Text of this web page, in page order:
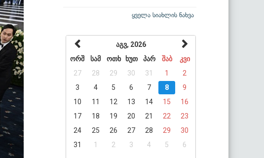
ყველა სიახლის ნახვა
აგვ, 2026
ორშ
სამ ოთხ ხუთ პარ შაბ
კვი
27
28 29 30 31 1
2
3
4 5 6 7 8
9
10
11 12 13 14 15
16
17
18 19 20 21 22
23
24
25 26 27 28 29
30
31
1 2 3 4 5 6